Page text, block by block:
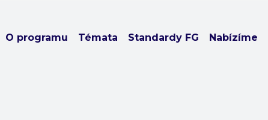
O programu Témata Standardy FG Nabízíme